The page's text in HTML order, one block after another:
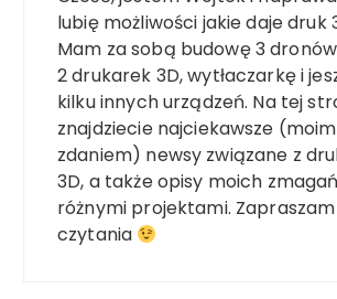
lubię możliwości jakie daje druk
Mam za sobą budowę 3
2 drukarek 3D, wytłaczarkę i
kilku innych urządzeń. Na tej
znajdziecie najciekawsze (moim
zdaniem) newsy związane z
3D, a także opisy moich
różnymi projektami.
czytania